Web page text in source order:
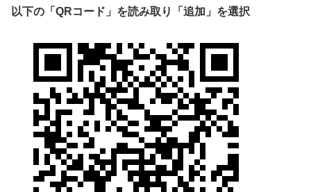
以下の「 QRコード」を読み取り「追加」を選択